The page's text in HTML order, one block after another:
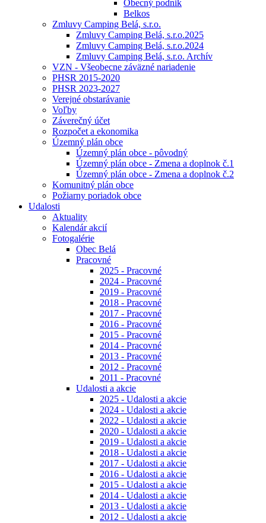
Obecný podnik
Belkos
Zmluvy Camping Belá, s.r.o.
Zmluvy Camping Belá, s.r.o.2025
Zmluvy Camping Belá, s.r.o.2024
Zmluvy Camping Belá, s.r.o. Archív
VZN - Všeobecne záväzné nariadenie
PHSR 2015-2020
PHSR 2023-2027
Verejné obstarávanie
Voľby
Záverečný účet
Rozpočet a ekonomika
Územný plán obce
Územný plán obce - pôvodný
Územný plán obce - Zmena a doplnok č.1
Územný plán obce - Zmena a doplnok č.2
Komunitný plán obce
Požiarny poriadok obce
Udalosti
Aktuality
Kalendár akcií
Fotogalérie
Obec Belá
Pracovné
2025 - Pracovné
2024 - Pracovné
2019 - Pracovné
2018 - Pracovné
2017 - Pracovné
2016 - Pracovné
2015 - Pracovné
2014 - Pracovné
2013 - Pracovné
2012 - Pracovné
2011 - Pracovné
Udalosti a akcie
2025 - Udalosti a akcie
2024 - Udalosti a akcie
2022 - Udalosti a akcie
2020 - Udalosti a akcie
2019 - Udalosti a akcie
2018 - Udalosti a akcie
2017 - Udalosti a akcie
2016 - Udalosti a akcie
2015 - Udalosti a akcie
2014 - Udalosti a akcie
2013 - Udalosti a akcie
2012 - Udalosti a akcie